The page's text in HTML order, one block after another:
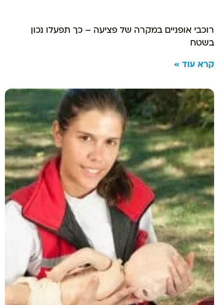
רוכבי אופניים במקרה של פציעה – כך תפעלו נכון
בשטח
קרא עוד »